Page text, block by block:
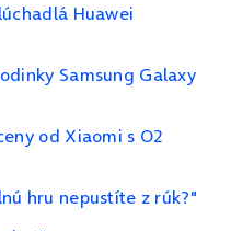
Huawei
Samsung Galaxy
od Xiaomi s O2
hru nepustíte z rúk?"